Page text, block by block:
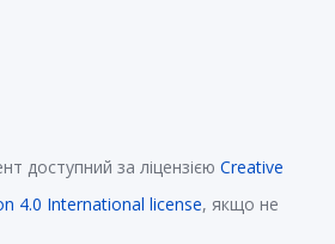
доступний за ліцензією Creative
4.0 International license, якщо не